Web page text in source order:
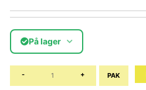
På lager
- + PAK